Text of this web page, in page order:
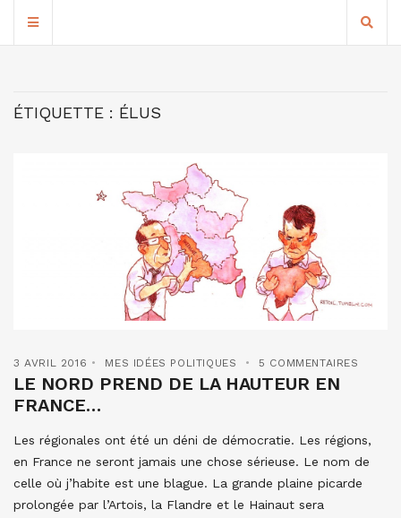
ÉTIQUETTE : ÉLUS
3 AVRIL 2016 MES IDÉES POLITIQUES 5 COMMENTAIRES
LE NORD PREND DE LA HAUTEUR EN
FRANCE…
Les régionales ont été un déni de démocratie. Les régions,
en France ne seront jamais une chose sérieuse. Le nom de
celle où j’habite est une blague. La grande plaine picarde
prolongée par l’Artois, la Flandre et le Hainaut sera